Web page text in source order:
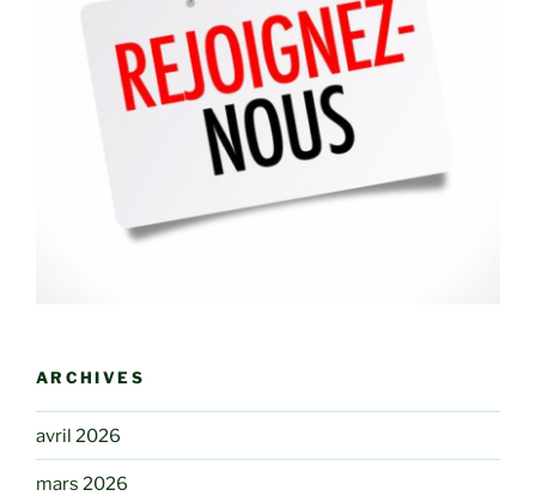
ARCHIVES
avril 2026
mars 2026